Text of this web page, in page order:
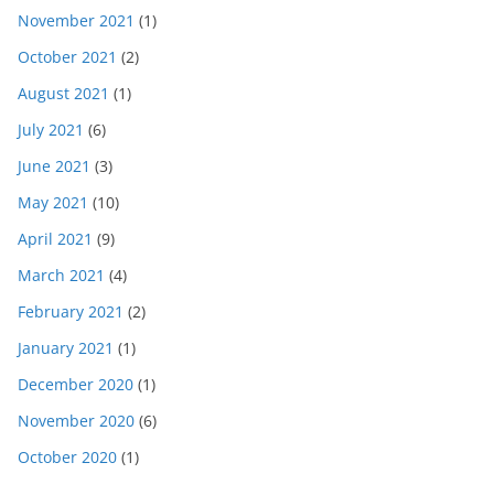
November 2021 (1)
October 2021 (2)
August 2021 (1)
July 2021 (6)
June 2021 (3)
May 2021 (10)
April 2021 (9)
March 2021 (4)
February 2021 (2)
January 2021 (1)
December 2020 (1)
November 2020 (6)
October 2020 (1)